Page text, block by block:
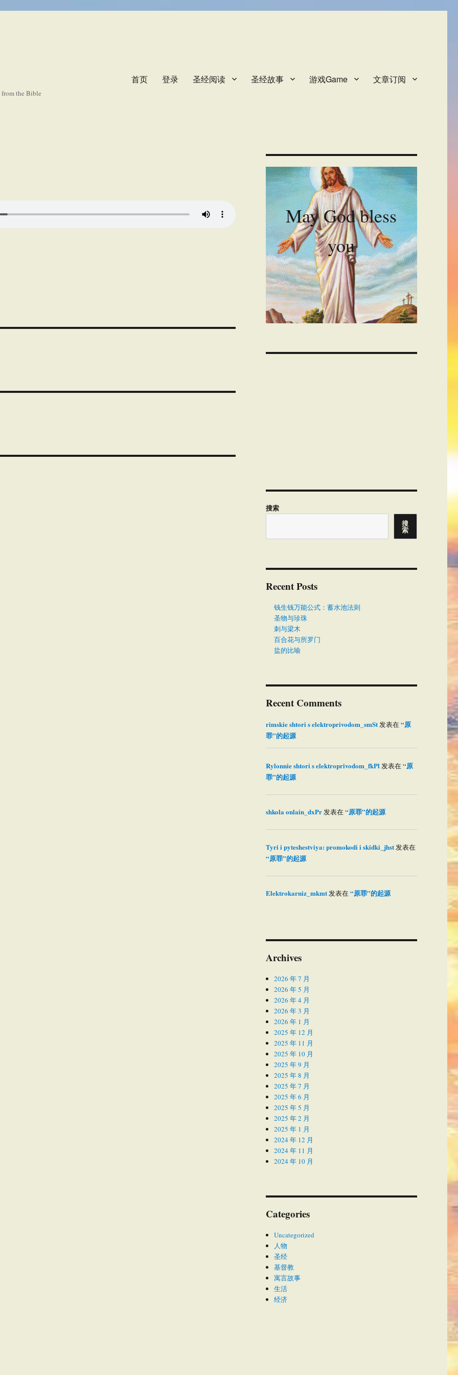
from the Bible
首页 登录 圣经阅读 圣经故事 游戏Game 文章订阅
May God bless
you
搜索
搜
索
Recent Posts
钱生钱万能公式：蓄水池法则
圣物与珍珠
刺与梁木
百合花与所罗门
盐的比喻
Recent Comments
rimskie shtori s elektroprivodom_smSt发表在“原
罪”的起源
Rylonnie shtori s elektroprivodom_fkPl发表在“原
罪”的起源
shkola onlain_dxPr发表在“原罪”的起源
Tyri i pyteshestviya: promokodi i skidki_jhst发表在
“原罪”的起源
Elektrokarniz_mkmt发表在“原罪”的起源
Archives
2026 年 7 月
2026 年 5 月
2026 年 4 月
2026 年 3 月
2026 年 1 月
2025 年 12 月
2025 年 11 月
2025 年 10 月
2025 年 9 月
2025 年 8 月
2025 年 7 月
2025 年 6 月
2025 年 5 月
2025 年 2 月
2025 年 1 月
2024 年 12 月
2024 年 11 月
2024 年 10 月
Categories
Uncategorized
人物
圣经
基督教
寓言故事
生活
经济